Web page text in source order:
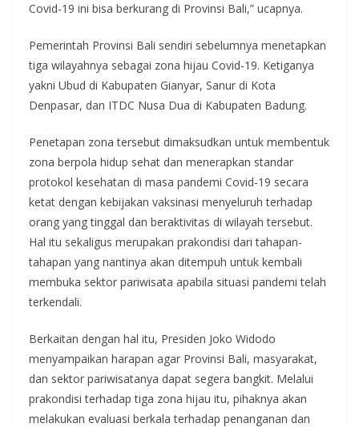
Covid-19 ini bisa berkurang di Provinsi Bali,” ucapnya.
Pemerintah Provinsi Bali sendiri sebelumnya menetapkan
tiga wilayahnya sebagai zona hijau Covid-19. Ketiganya
yakni Ubud di Kabupaten Gianyar, Sanur di Kota
Denpasar, dan ITDC Nusa Dua di Kabupaten Badung.
Penetapan zona tersebut dimaksudkan untuk membentuk
zona berpola hidup sehat dan menerapkan standar
protokol kesehatan di masa pandemi Covid-19 secara
ketat dengan kebijakan vaksinasi menyeluruh terhadap
orang yang tinggal dan beraktivitas di wilayah tersebut.
Hal itu sekaligus merupakan prakondisi dari tahapan-
tahapan yang nantinya akan ditempuh untuk kembali
membuka sektor pariwisata apabila situasi pandemi telah
terkendali.
Berkaitan dengan hal itu, Presiden Joko Widodo
menyampaikan harapan agar Provinsi Bali, masyarakat,
dan sektor pariwisatanya dapat segera bangkit. Melalui
prakondisi terhadap tiga zona hijau itu, pihaknya akan
melakukan evaluasi berkala terhadap penanganan dan